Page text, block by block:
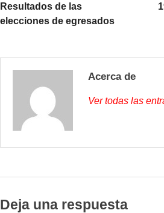
Resultados de las
elecciones de egresados
Acerca de
Ver todas las
Deja una respuesta